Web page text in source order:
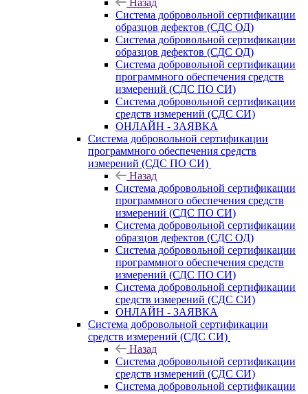
Назад
Система добровольной сертификации
образцов дефектов (СДС ОД)
Система добровольной сертификации
образцов дефектов (СДС ОД)
Система добровольной сертификации
программного обеспечения средств
измерений (СДС ПО СИ)
Система добровольной сертификации
средств измерений (СДС СИ)
ОНЛАЙН - ЗАЯВКА
Система добровольной сертификации
программного обеспечения средств
измерений (СДС ПО СИ)
Назад
Система добровольной сертификации
программного обеспечения средств
измерений (СДС ПО СИ)
Система добровольной сертификации
образцов дефектов (СДС ОД)
Система добровольной сертификации
программного обеспечения средств
измерений (СДС ПО СИ)
Система добровольной сертификации
средств измерений (СДС СИ)
ОНЛАЙН - ЗАЯВКА
Система добровольной сертификации
средств измерений (СДС СИ)
Назад
Система добровольной сертификации
средств измерений (СДС СИ)
Система добровольной сертификации